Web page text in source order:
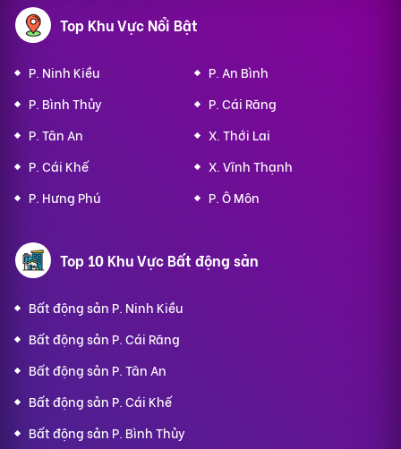
Top Khu Vực Nổi Bật
P. Ninh Kiều
P. An Bình
P. Bình Thủy
P. Cái Răng
P. Tân An
X. Thới Lai
P. Cái Khế
X. Vĩnh Thạnh
P. Hưng Phú
P. Ô Môn
Top 10 Khu Vực Bất động sản
Bất động sản P. Ninh Kiều
Bất động sản P. Cái Răng
Bất động sản P. Tân An
Bất động sản P. Cái Khế
Bất động sản P. Bình Thủy